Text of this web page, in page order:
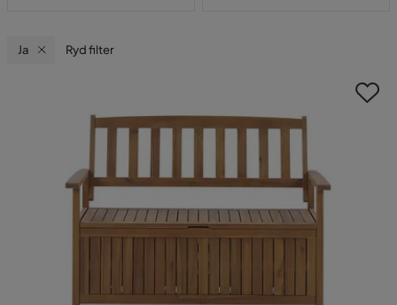
Ja Ryd filter